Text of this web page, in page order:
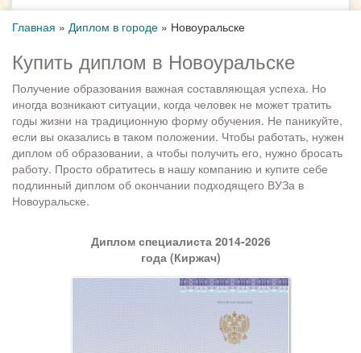
Главная » Диплом в городе » Новоуральске
Купить диплом в Новоуральске
Получение образования важная составляющая успеха. Но
иногда возникают ситуации, когда человек не может тратить
годы жизни на традиционную форму обучения. Не паникуйте,
если вы оказались в таком положении. Чтобы работать, нужен
диплом об образовании, а чтобы получить его, нужно бросать
работу. Просто обратитесь в нашу компанию и купите себе
подлинный диплом об окончании подходящего ВУЗа в
Новоуральске.
Диплом специалиста 2014-2026
года (Киржач)